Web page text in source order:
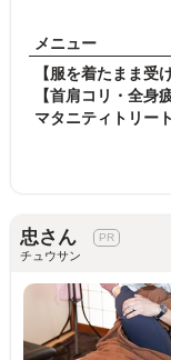
メニュー
忠さん
チュウサン